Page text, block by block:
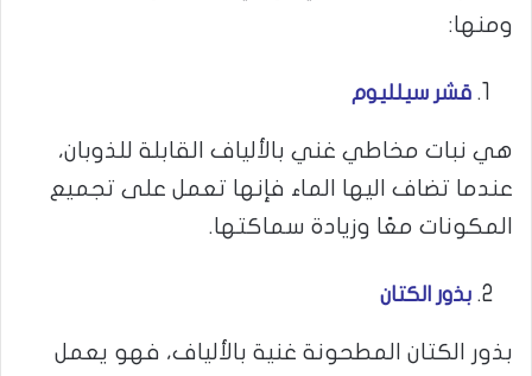
ومنها:
قشر سيلليوم
هي نبات مخاطي غني بالألياف القابلة للذوبان،
عندما تضاف اليها الماء فإنها تعمل على تجميع
المكونات معًا وزيادة سماكتها.
بذور الكتان
بذور الكتان المطحونة غنية بالألياف، فهو يعمل